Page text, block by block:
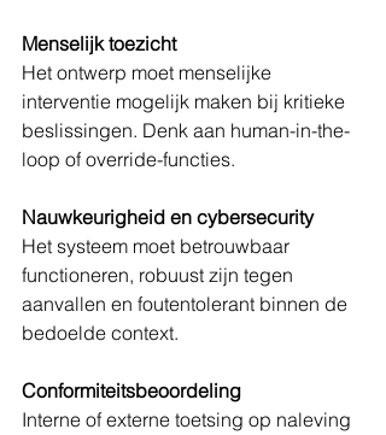
Menselijk toezicht
Het ontwerp moet menselijke
interventie mogelijk maken bij kritieke
beslissingen. Denk aan human-in-the-
loop of override-functies.
Nauwkeurigheid en cybersecurity
Het systeem moet betrouwbaar
functioneren, robuust zijn tegen
aanvallen en foutentolerant binnen de
bedoelde context.
Conformiteitsbeoordeling
Interne of externe toetsing op naleving